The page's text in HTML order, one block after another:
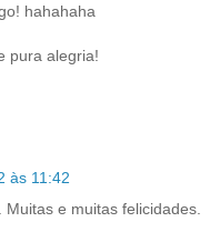
hahahaha
pura alegria!
às 11:42
e muitas felicidades.